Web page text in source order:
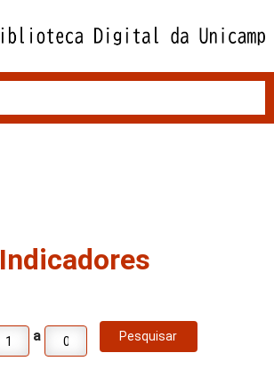
Indicadores
a